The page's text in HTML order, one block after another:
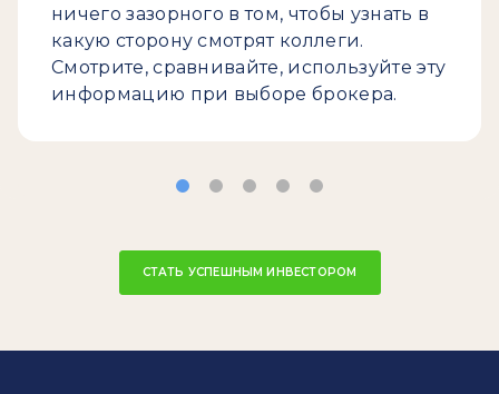
ничего зазорного в том, чтобы узнать в
какую сторону смотрят коллеги.
Смотрите, сравнивайте, используйте эту
информацию при выборе брокера.
СТАТЬ УСПЕШНЫМ ИНВЕСТОРОМ